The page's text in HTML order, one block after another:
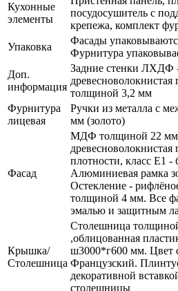
Кухонные
элементы
посудосушитель с
крепежа, комплект
Упаковка
Фасады
Фурнитура
Доп.
информация
Задние стенки ЛХДФ
толщиной 3,2 мм
Фурнитура
лицевая
Ручки из металла с
мм (золото)
Фасад
МДФ толщиной 22
древесноволокнистая
плотности, класс E1 -
Алюминиевая рамка
Остекление -
толщиной 4 мм. Все
эмалью и защитным
Крышка/
Столешница
Столешница
,облицованная
ш3000*г600 мм. Цвет
Французский.
декоративной
столешницы